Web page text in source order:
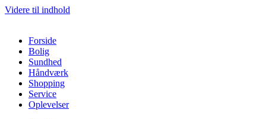
Videre til indhold
Forside
Bolig
Sundhed
Håndværk
Shopping
Service
Oplevelser